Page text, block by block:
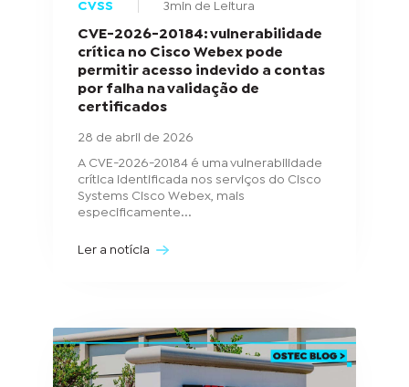
CVSS 3min de Leitura
CVE-2026-20184: vulnerabilidade
crítica no Cisco Webex pode
permitir acesso indevido a contas
por falha na validação de
certificados
28 de abril de 2026
A CVE-2026-20184 é uma vulnerabilidade
crítica identificada nos serviços do Cisco
Systems Cisco Webex, mais
especificamente...
Ler a notícia